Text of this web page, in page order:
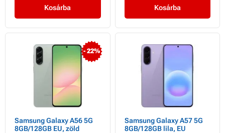
Kosárba Kosárba
- 22%
Samsung Galaxy A56 5G
8GB/128GB EU, zöld
Samsung Galaxy A57 5G
8GB/128GB lila, EU